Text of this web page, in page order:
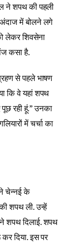
ने शपथ की पहली
में बोलने लगे
लेकर शिवसेना
कसा है.
से पहले भाषण
कि वे यहां शपथ
रही हूं.” उनका
में चर्चा का
चेन्नई के
शपथ ली. उन्हें
शपथ दिलाई. शपथ
दिया. इस पर